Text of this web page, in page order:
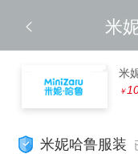
米
米
￥
米妮哈鲁服装